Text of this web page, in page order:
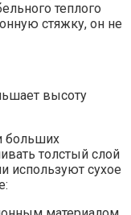
теплого
стяжку, он не
высоту
больших
толстый слой
используют сухое